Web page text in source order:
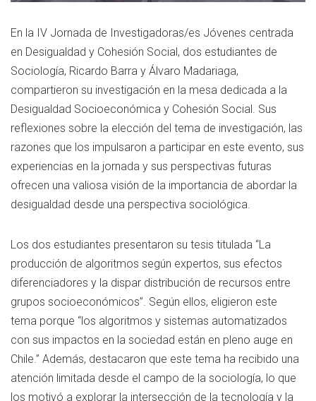
En la IV Jornada de Investigadoras/es Jóvenes centrada
en Desigualdad y Cohesión Social, dos estudiantes de
Sociología, Ricardo Barra y Álvaro Madariaga,
compartieron su investigación en la mesa dedicada a la
Desigualdad Socioeconómica y Cohesión Social. Sus
reflexiones sobre la elección del tema de investigación, las
razones que los impulsaron a participar en este evento, sus
experiencias en la jornada y sus perspectivas futuras
ofrecen una valiosa visión de la importancia de abordar la
desigualdad desde una perspectiva sociológica.
Los dos estudiantes presentaron su tesis titulada “La
producción de algoritmos según expertos, sus efectos
diferenciadores y la dispar distribución de recursos entre
grupos socioeconómicos”. Según ellos, eligieron este
tema porque “los algoritmos y sistemas automatizados
con sus impactos en la sociedad están en pleno auge en
Chile.” Además, destacaron que este tema ha recibido una
atención limitada desde el campo de la sociología, lo que
los motivó a explorar la intersección de la tecnología y la